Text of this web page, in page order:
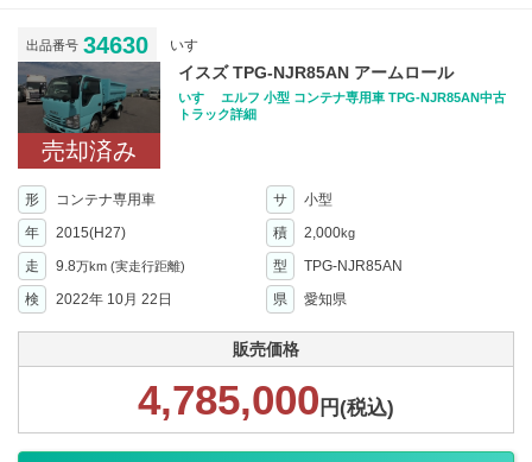
出品番号 34630 いすゞ
売却済み
イスズ TPG-NJR85AN アームロール
いすゞ エルフ 小型 コンテナ専用車 TPG-NJR85AN中古
トラック詳細
形 コンテナ専用車 サ
小型
年
2015(H27) 積 2,000kg
走 9.8万km (実走行距離) 型
TPG-NJR85AN
検
2022年 10月 22日 県 愛知県
販売価格
4,785,000 円(税込)